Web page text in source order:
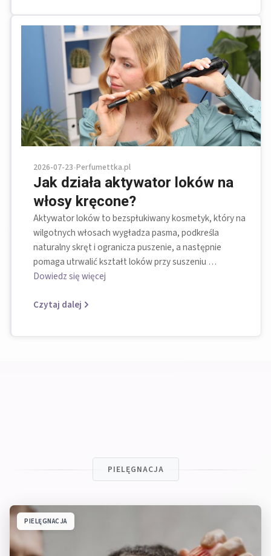
2026-07-23•Perfumettka.pl
Jak działa aktywator loków na
włosy kręcone?
Aktywator loków to bezspłukiwany kosmetyk, który na
wilgotnych włosach wygładza pasma, podkreśla
naturalny skręt i ogranicza puszenie, a następnie
pomaga utrwalić kształt loków przy suszeniu …
Dowiedz się więcej
Czytaj dalej
PIELĘGNACJA
PIELĘGNACJA